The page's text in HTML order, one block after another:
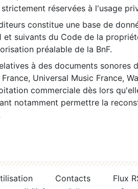
réservées à l'usage
constitue une base de
et suivants du Code de la
préalable de la BnF.
à des documents sonores
Universal Music France,
commerciale dès lors
notamment permettre la
Contacts
Flux